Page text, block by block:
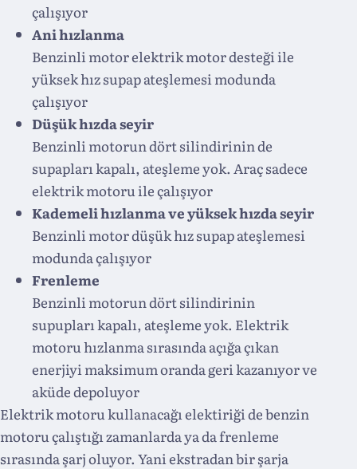
çalışıyor
Ani hızlanma
Benzinli motor elektrik motor desteği ile
yüksek hız supap ateşlemesi modunda
çalışıyor
Düşük hızda seyir
Benzinli motorun dört silindirinin de
supapları kapalı, ateşleme yok. Araç sadece
elektrik motoru ile çalışıyor
Kademeli hızlanma ve yüksek hızda seyir
Benzinli motor düşük hız supap ateşlemesi
modunda çalışıyor
Frenleme
Benzinli motorun dört silindirinin
supupları kapalı, ateşleme yok. Elektrik
motoru hızlanma sırasında açığa çıkan
enerjiyi maksimum oranda geri kazanıyor ve
aküde depoluyor
Elektrik motoru kullanacağı elektiriği de benzin
motoru çalıştığı zamanlarda ya da frenleme
sırasında şarj oluyor. Yani ekstradan bir şarja